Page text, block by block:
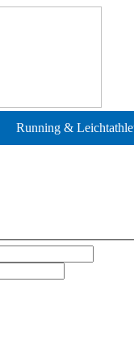
Running &